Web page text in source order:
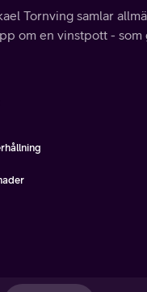
Tornving samlar
om en vinstpott - som